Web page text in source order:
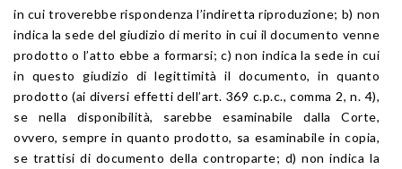
in cui troverebbe rispondenza l’indiretta riproduzione; b) non
indica la sede del giudizio di merito in cui il documento venne
prodotto o l’atto ebbe a formarsi; c) non indica la sede in cui
in questo giudizio di legittimità il documento, in quanto
prodotto (ai diversi effetti dell’art. 369 c.p.c., comma 2, n. 4),
se nella disponibilità, sarebbe esaminabile dalla Corte,
ovvero, sempre in quanto prodotto, sa esaminabile in copia,
se trattisi di documento della controparte; d) non indica la